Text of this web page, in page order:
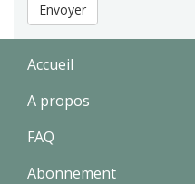
Envoyer
Accueil
A propos
FAQ
Abonnement